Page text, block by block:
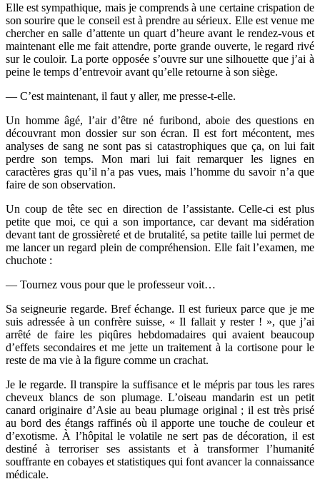
Elle est sympathique, mais je comprends à une certaine crispation de
son sourire que le conseil est à prendre au sérieux. Elle est venue me
chercher en salle d’attente un quart d’heure avant le rendez-vous et
maintenant elle me fait attendre, porte grande ouverte, le regard rivé
sur le couloir. La porte opposée s’ouvre sur une silhouette que j’ai à
peine le temps d’entrevoir avant qu’elle retourne à son siège.
— C’est maintenant, il faut y aller, me presse-t-elle.
Un homme âgé, l’air d’être né furibond, aboie des questions en
découvrant mon dossier sur son écran. Il est fort mécontent, mes
analyses de sang ne sont pas si catastrophiques que ça, on lui fait
perdre son temps. Mon mari lui fait remarquer les lignes en
caractères gras qu’il n’a pas vues, mais l’homme du savoir n’a que
faire de son observation.
Un coup de tête sec en direction de l’assistante. Celle-ci est plus
petite que moi, ce qui a son importance, car devant ma sidération
devant tant de grossièreté et de brutalité, sa petite taille lui permet de
me lancer un regard plein de compréhension. Elle fait l’examen, me
chuchote :
— Tournez vous pour que le professeur voit…
Sa seigneurie regarde. Bref échange. Il est furieux parce que je me
suis adressée à un confrère suisse, « Il fallait y rester ! », que j’ai
arrêté de faire les piqûres hebdomadaires qui avaient beaucoup
d’effets secondaires et me jette un traitement à la cortisone pour le
reste de ma vie à la figure comme un crachat.
Je le regarde. Il transpire la suffisance et le mépris par tous les rares
cheveux blancs de son plumage. L’oiseau mandarin est un petit
canard originaire d’Asie au beau plumage original ; il est très prisé
au bord des étangs raffinés où il apporte une touche de couleur et
d’exotisme. À l’hôpital le volatile ne sert pas de décoration, il est
destiné à terroriser ses assistants et à transformer l’humanité
souffrante en cobayes et statistiques qui font avancer la connaissance
médicale.